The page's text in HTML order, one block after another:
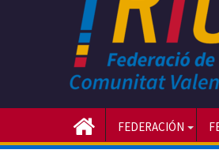
FEDERACIÓN